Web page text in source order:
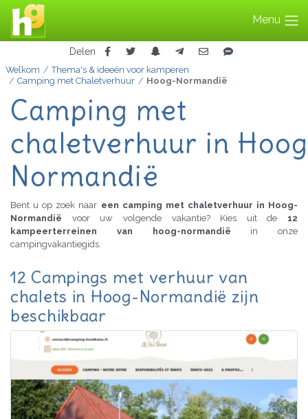
Menu
Delen
Welkom
Thema's & ideeën voor kamperen
Camping met Chaletverhuur
Hoog-Normandië
Camping met
chaletverhuur in
Normandië
Bent u op zoek naar een camping met chaletverhuur in Hoog-
Normandië voor uw volgende vakantie? Kies uit de 12
kampeerterreinen van hoog-normandië in onze
campingvakantiegids.
12 Campings met verhuur van
chalets in Hoog-Normandië zijn
beschikbaar